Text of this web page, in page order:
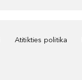
Atitikties politika